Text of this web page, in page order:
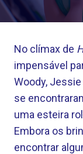
No clímax de
impensável
Woody,
se
uma esteira
Embora os
encontrar